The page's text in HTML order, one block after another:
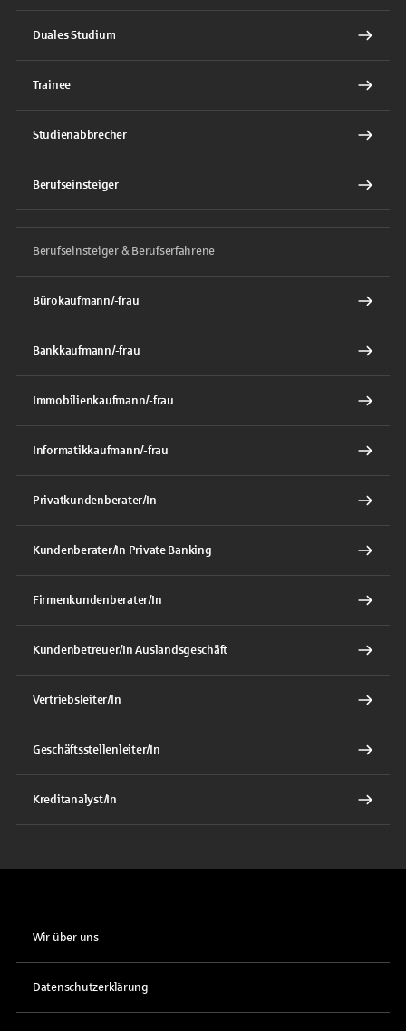
Duales Studium
Trainee
Studienabbrecher
Berufseinsteiger
Berufseinsteiger & Berufserfahrene
Bürokaufmann/-frau
Bankkaufmann/-frau
Immobilienkaufmann/-frau
Informatikkaufmann/-frau
Privatkundenberater/In
Kundenberater/In Private Banking
Firmenkundenberater/In
Kundenbetreuer/In Auslandsgeschäft
Vertriebsleiter/In
Geschäftsstellenleiter/In
Kreditanalyst/In
Wir über uns
Datenschutzerklärung